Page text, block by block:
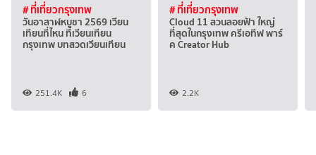
# ที่เที่ยวกรุงเทพ
วันอาสาฬหบูชา 2569 เวียน
เทียนที่ไหน ที่เวียนเทียน
กรุงเทพ บทสวดเวียนเทียน
251.4K 6
# ที่เที่ยวกรุงเทพ
Cloud 11 สวนลอยฟ้า ใหญ่
ที่สุดในกรุงเทพ ครีเอทีฟ พาร์
ค Creator Hub
2.2K